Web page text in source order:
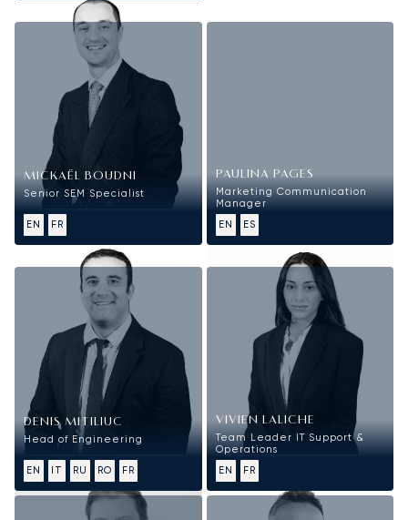
Marketing
MICKAËL BOUDNI
Senior SEM Specialist
EN FR
PAULINA PAGES
Marketing Communication
Manager
EN
ES
Informatika
DENIS MITILIUC
Head of Engineering
EN IT RU RO FR
VIVIEN LALICHE
Team Leader IT Support &
Operations
EN
FR